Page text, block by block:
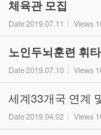
체육관 모집
Date2019.07.11 Views
노인두뇌훈련 휘
Date2019.07.10 Views
세계33개국 연계
Date2019.04.02 Views